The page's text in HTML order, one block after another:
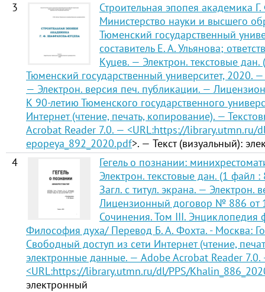
3
Строительная эпопея академика
Министерство науки и высшего
Тюменский государственный
составитель Е. А. Ульянова;
Куцев. — Электрон. текстовые
Тюменский государственный университет, 2020.
— Электрон. версия печ. публикации. —
К 90-летию Тюменского государственного
Интернет (чтение, печать, копирование). —
Acrobat Reader 7.0. — <URL:https://library.utmn.ru/
epopeya_892_2020.pdf>. — Текст (визуальный):
4
Гегель о познании:
Электрон. текстовые дан. (1
Загл. с титул. экрана. — Электрон.
Лицензионный договор № 886 от
Сочинения. Том III. Энциклопедия
Философия духа/ Перевод Б. А. Фохта. - Москва:
Свободный доступ из сети Интернет (чтение,
электронные данные. — Adobe Acrobat Reader
<URL:https://library.utmn.ru/dl/PPS/
электронный